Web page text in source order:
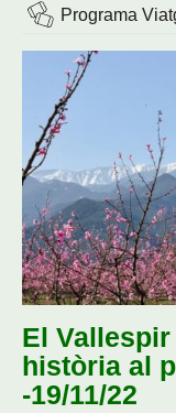
Programa
El
història al
-19/11/22